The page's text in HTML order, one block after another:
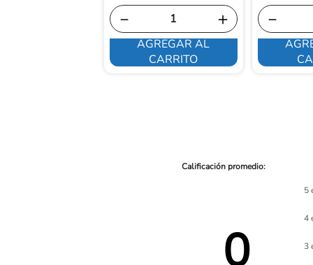
＋
－
AGREGAR AL
CARRITO
－
0
5
4
3